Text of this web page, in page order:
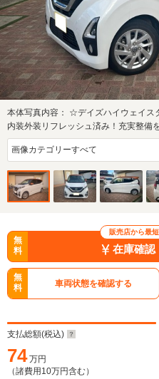
本体写真内容： ☆デイズハイウェイス
内装外装リフレッシュ済み！充実整備
販売店から最
無
料
在庫確認
無
料
車両状態を確認する
支払総額(税込)
74万円
（諸費用 10万円含む）